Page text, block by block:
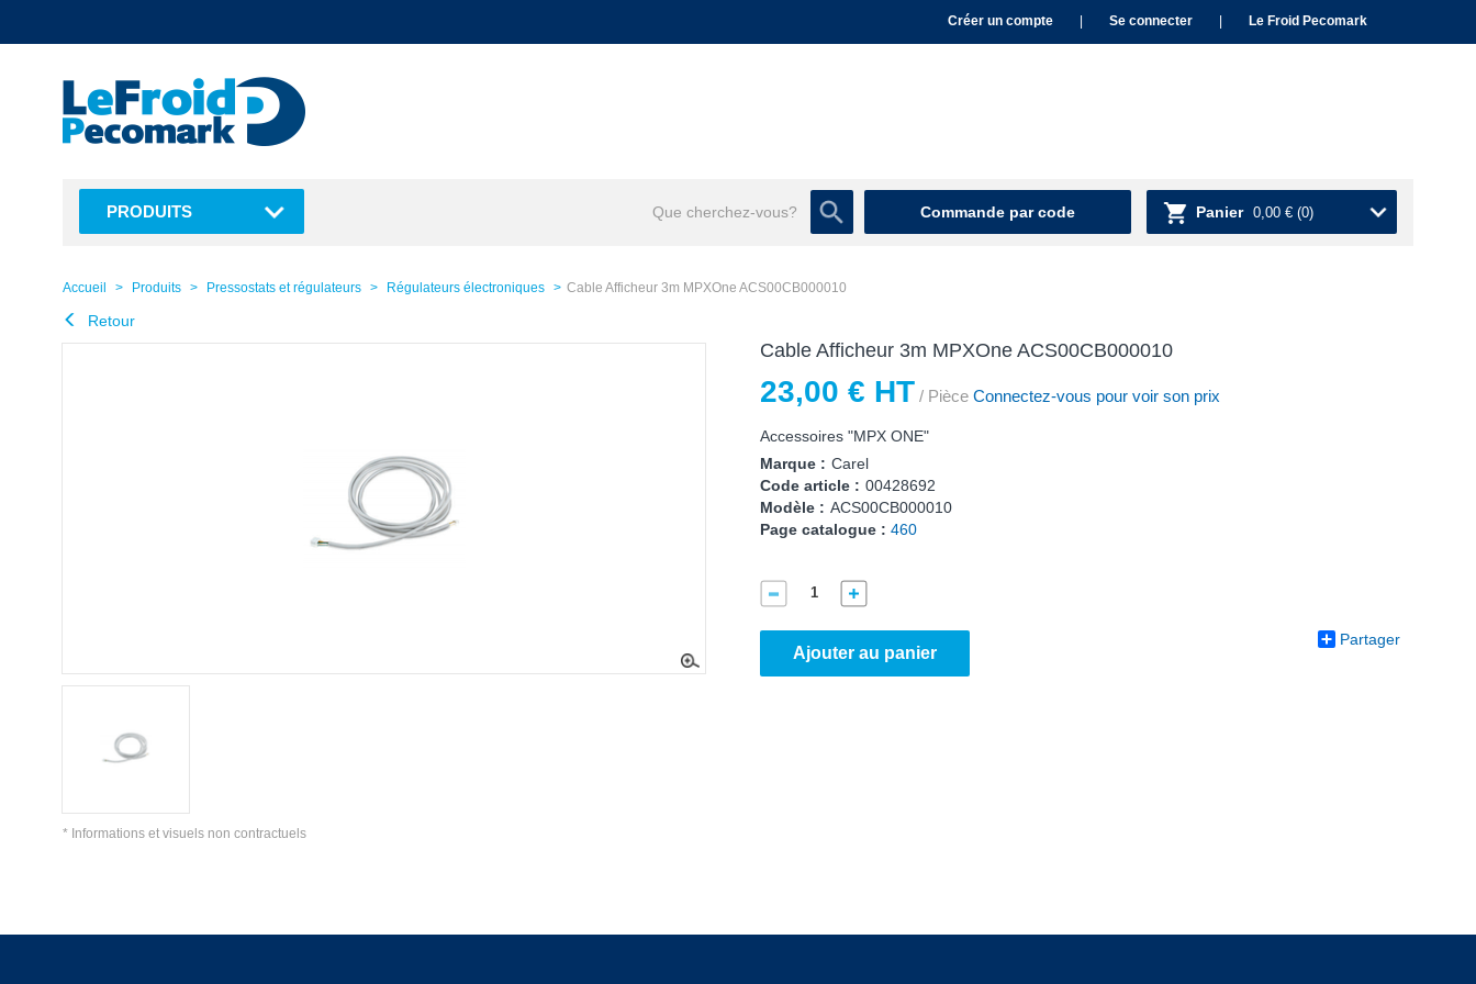
Créer un compte Se connecter Le Froid Pecomark
Commande par code Panier 0,00 € (0)
PRODUITS
Accueil Produits Pressostats et régulateurs Régulateurs électroniques Cable Afficheur 3m MPXOne ACS00CB000010
Retour
* Informations et visuels non contractuels
Cable Afficheur 3m MPXOne ACS00CB000010
23,00 € HT / Pièce Connectez-vous pour voir son prix
Accessoires "MPX ONE"
Marque : Carel
Code article : 00428692
Modèle : ACS00CB000010
Page catalogue : 460
Ajouter au panier
Partager